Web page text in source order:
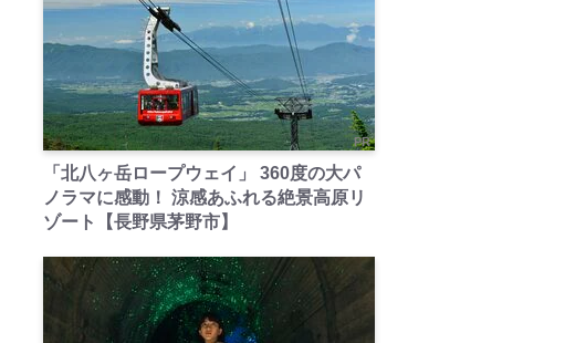
PR
「北八ヶ岳ロープウェイ」 360度の大パ
ノラマに感動！ 涼感あふれる絶景高原リ
ゾート【長野県茅野市】